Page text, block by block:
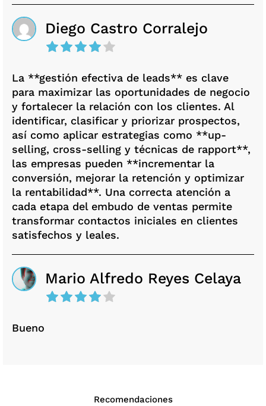
Diego Castro Corralejo
La **gestión efectiva de leads** es clave
para maximizar las oportunidades de negocio
y fortalecer la relación con los clientes. Al
identificar, clasificar y priorizar prospectos,
así como aplicar estrategias como **up-
selling, cross-selling y técnicas de rapport**,
las empresas pueden **incrementar la
conversión, mejorar la retención y optimizar
la rentabilidad**. Una correcta atención a
cada etapa del embudo de ventas permite
transformar contactos iniciales en clientes
satisfechos y leales.
Mario Alfredo Reyes Celaya
Bueno
Recomendaciones